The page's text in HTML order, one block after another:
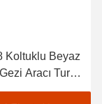
Koltuklu Beyaz
Aracı Tur
17AH Şarj